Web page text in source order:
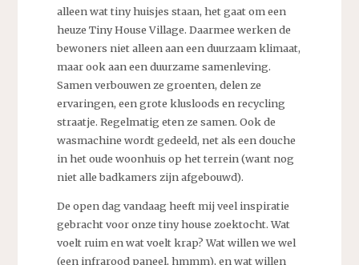
alleen wat tiny huisjes staan, het gaat om een
heuze Tiny House Village. Daarmee werken de
bewoners niet alleen aan een duurzaam klimaat,
maar ook aan een duurzame samenleving.
Samen verbouwen ze groenten, delen ze
ervaringen, een grote klusloods en recycling
straatje. Regelmatig eten ze samen. Ook de
wasmachine wordt gedeeld, net als een douche
in het oude woonhuis op het terrein (want nog
niet alle badkamers zijn afgebouwd).
De open dag vandaag heeft mij veel inspiratie
gebracht voor onze tiny house zoektocht. Wat
voelt ruim en wat voelt krap? Wat willen we wel
(een infrarood paneel, hmmm), en wat willen